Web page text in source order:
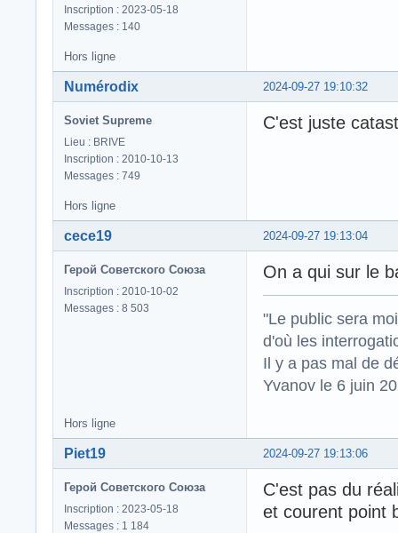
Inscription : 2023-05-18
Messages : 140
Hors ligne
2024-09-27 19:10:32
Numérodix
Soviet Supreme
Lieu : BRIVE
Inscription : 2010-10-13
Messages : 749
C'est juste
Hors ligne
2024-09-27 19:13:04
cece19
Герой Советского Союза
Inscription : 2010-10-02
Messages : 8 503
On a qui sur le
"Le public sera
d'où les
Il y a pas mal de
Yvanov le 6 juin
Hors ligne
2024-09-27 19:13:06
Piet19
Герой Советского Союза
Inscription : 2023-05-18
Messages : 1 184
C'est pas du
et courent point